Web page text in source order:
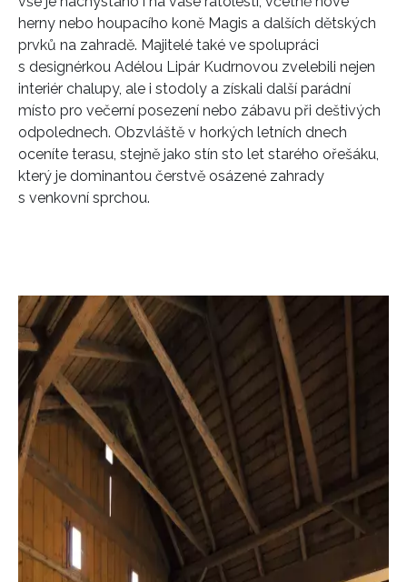
herny nebo houpacího koně Magis a dalších dětských
prvků na zahradě. Majitelé také ve spolupráci
s designérkou Adélou Lipár Kudrnovou zvelebili nejen
interiér chalupy, ale i stodoly a získali další parádní
místo pro večerní posezení nebo zábavu při deštivých
odpolednech. Obzvláště v horkých letních dnech
oceníte terasu, stejně jako stín sto let starého ořešáku,
který je dominantou čerstvě osázené zahrady
s venkovní sprchou.